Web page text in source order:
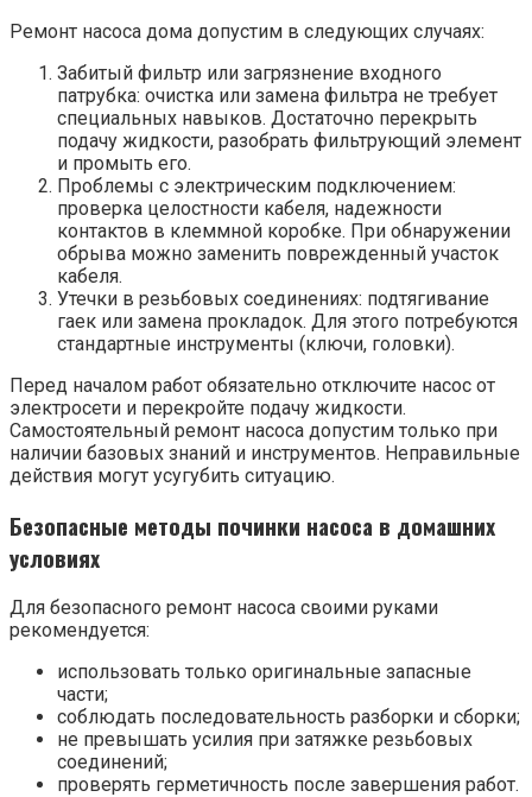
Ремонт насоса дома допустим в следующих случаях:
Забитый фильтр или загрязнение входного
патрубка: очистка или замена фильтра не требует
специальных навыков. Достаточно перекрыть
подачу жидкости, разобрать фильтрующий элемент
и промыть его.
Проблемы с электрическим подключением:
проверка целостности кабеля, надежности
контактов в клеммной коробке. При обнаружении
обрыва можно заменить поврежденный участок
кабеля.
Утечки в резьбовых соединениях: подтягивание
гаек или замена прокладок. Для этого потребуются
стандартные инструменты (ключи, головки).
Перед началом работ обязательно отключите насос от
электросети и перекройте подачу жидкости.
Самостоятельный ремонт насоса допустим только при
наличии базовых знаний и инструментов. Неправильные
действия могут усугубить ситуацию.
Безопасные методы починки насоса в домашних
условиях
Для безопасного ремонт насоса своими руками
рекомендуется:
использовать только оригинальные запасные
части;
соблюдать последовательность разборки и сборки;
не превышать усилия при затяжке резьбовых
соединений;
проверять герметичность после завершения работ.